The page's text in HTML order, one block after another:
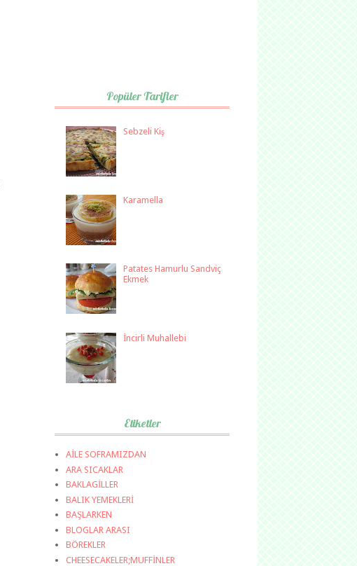
Popüler Tarifler
Sebzeli Kiş
Karamella
Patates Hamurlu Sandviç
Ekmek
İncirli Muhallebi
Etiketler
AİLE SOFRAMIZDAN
ARA SICAKLAR
BAKLAGİLLER
BALIK YEMEKLERİ
BAŞLARKEN
BLOGLAR ARASI
BÖREKLER
CHEESECAKELER;MUFFİNLER